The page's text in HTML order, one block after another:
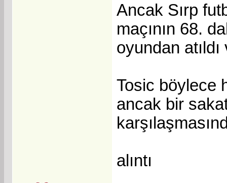
Ancak Sırp
maçının 68.
oyundan
Tosic böylece
ancak bir
alıntı